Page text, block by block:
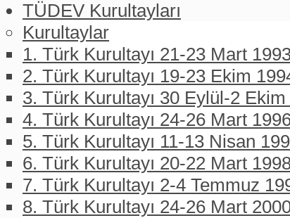
TÜDEV Kurultayları
Kurultaylar
1. Türk Kurultayı 21-23 Mart
2. Türk Kurultayı 19-23 Ekim
3. Türk Kurultayı 30 Eylül-2
4. Türk Kurultayı 24-26 Mart
5. Türk Kurultayı 11-13 Nisan
6. Türk Kurultayı 20-22 Mart
7. Türk Kurultayı 2-4 Temmuz
8. Türk Kurultayı 24-26 Mart